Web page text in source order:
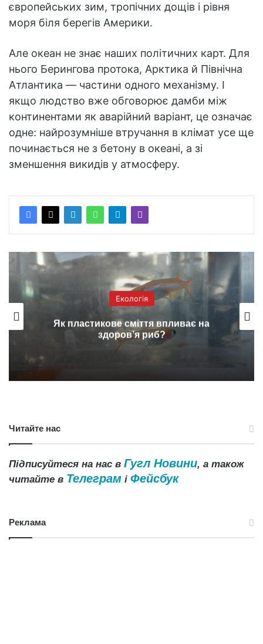
європейських зим, тропічних дощів і рівня
моря біля берегів Америки.
Але океан не знає наших політичних карт. Для
нього Берингова протока, Арктика й Північна
Атлантика — частини одного механізму. І
якщо людство вже обговорює дамби між
континентами як аварійний варіант, це означає
одне: найрозумніше втручання в клімат усе ще
починається не з бетону в океані, а зі
зменшення викидів у атмосферу.
Екологія
Як пластикове сміття впливає на
здоров’я риб?
Читайте нас
Підписуйтеся на нас в Гугл Новини, а також
читайте в Телеграм і Фейсбук
Реклама